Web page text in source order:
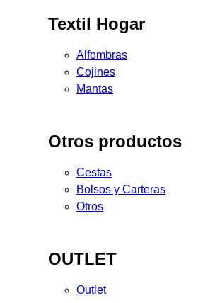
Textil Hogar
Alfombras
Cojines
Mantas
Otros productos
Cestas
Bolsos y Carteras
Otros
OUTLET
Outlet